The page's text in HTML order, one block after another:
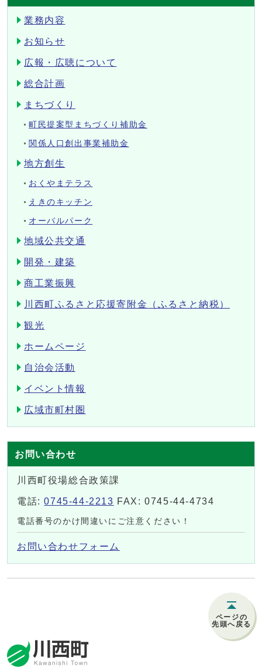
業務内容
お知らせ
広報・広聴について
総合計画
まちづくり
町民提案型まちづくり補助金
関係人口創出事業補助金
地方創生
おくやまテラス
えきのキッチン
オーバルパーク
地域公共交通
開発・建築
商工業振興
川西町ふるさと応援寄附金（ふるさと納税）
観光
ホームページ
自治会活動
イベント情報
広域市町村圏
お問い合わせ
川西町役場総合政策課
電話:0745-44-2213 FAX: 0745-44-4734
電話番号のかけ間違いにご注意ください！
お問い合わせフォーム
ページの
先頭へ戻る